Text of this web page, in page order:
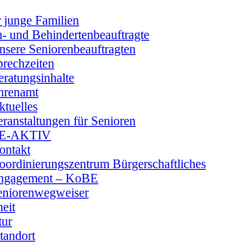
Familien
und Behindertenbeauftragte
Seniorenbeauftragten
für Senioren
AKTIV
Bürgerschaftliches
– KoBE